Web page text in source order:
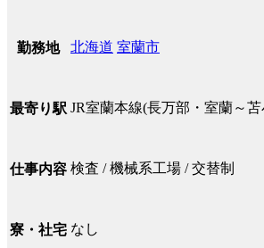
勤務地 北海道 室蘭市
最寄り駅 JR室蘭本線(長万部・室蘭～
仕事内容 検査 / 機械系工場 / 交替制
寮・社宅 なし